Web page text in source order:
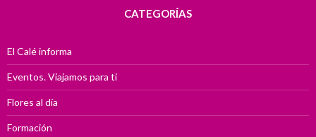
CATEGORÍAS
El Calé informa
Eventos. Viajamos para ti
Flores al día
Formación